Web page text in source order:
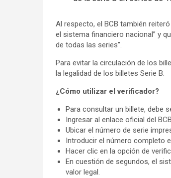
n
t
Al respecto, el BCB también
el sistema financiero nacional” y
de todas las series”.
Para evitar la circulación de los
la legalidad de los billetes Serie B.
¿Cómo utilizar el verificador?
Para consultar un billete, debe
Ingresar al enlace oficial del BCB
Ubicar el número de serie
Introducir el número completo
Hacer clic en la opción de
En cuestión de segundos, el
valor legal.